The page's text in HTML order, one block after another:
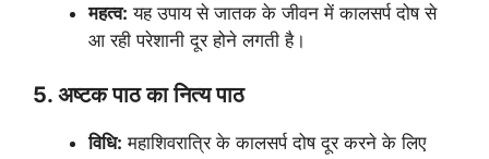
महत्व: यह उपाय से जातक के जीवन में कालसर्प दोष से
आ रही परेशानी दूर होने लगती है।
5. अष्टक पाठ का नित्य पाठ
विधि: महाशिवरात्रि के कालसर्प दोष दूर करने के लिए